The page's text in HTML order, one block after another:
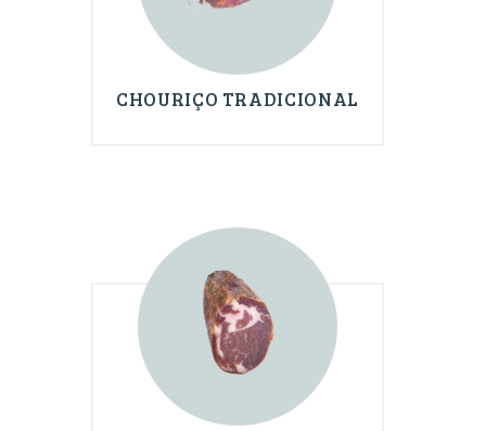
CHOURIÇO TRADICIONAL